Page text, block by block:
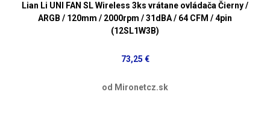
Lian Li UNI FAN SL Wireless 3ks vrátane ovládača Čierny /
ARGB / 120mm / 2000rpm / 31dBA / 64 CFM / 4pin
(12SL1W3B)
73,25 €
od Mironetcz.sk